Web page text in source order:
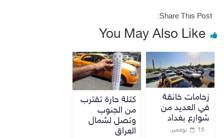
Share This Post:
You May Also Like
زحامات خانقة
في العديد من
شوارع بغداد
15 نوفمبر،
كتلة حارة تقترب
من الجنوب
وتصل لشمال
العراق